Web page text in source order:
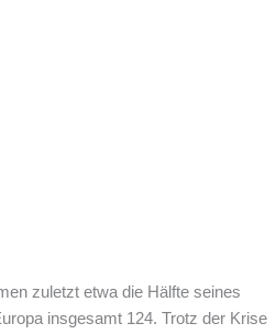
zuletzt etwa die Hälfte seines
insgesamt 124. Trotz der Krise